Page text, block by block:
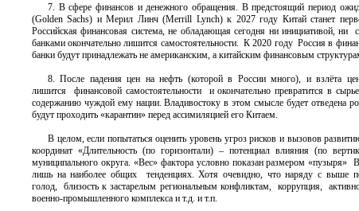
7. В сфере финансов и денежного обращения. В предстоящий период
(Golden Sachs) и Мерил Линч (Merrill Lynch) к 2027 году Китай станет
Российская финансовая система, не обладающая сегодня ни инициативой,
банками окончательно лишится самостоятельности. К 2020 году Россия в
банки будут принадлежать не американским, а китайским финансовым
8. После падения цен на нефть (которой в России много), и взлёта
лишится финансовой самостоятельности и окончательно превратится в
содержанию чуждой ему нации. Владивостоку в этом смысле будет отведена
будут проходить «карантин» перед ассимиляцией его Китаем.
В целом, если попытаться оценить уровень угроз рисков и вызовов
координат «Длительность (по горизонтали) – потенциал влияния (по
муниципального округа. «Вес» фактора условно показан размером «пузыря»
лишь на наиболее общих тенденциях. Хотя очевидно, что наряду с выше
голод, близость к застарелым региональным конфликтам, коррупция,
военно-промышленного комплекса и т.д. и т.п.